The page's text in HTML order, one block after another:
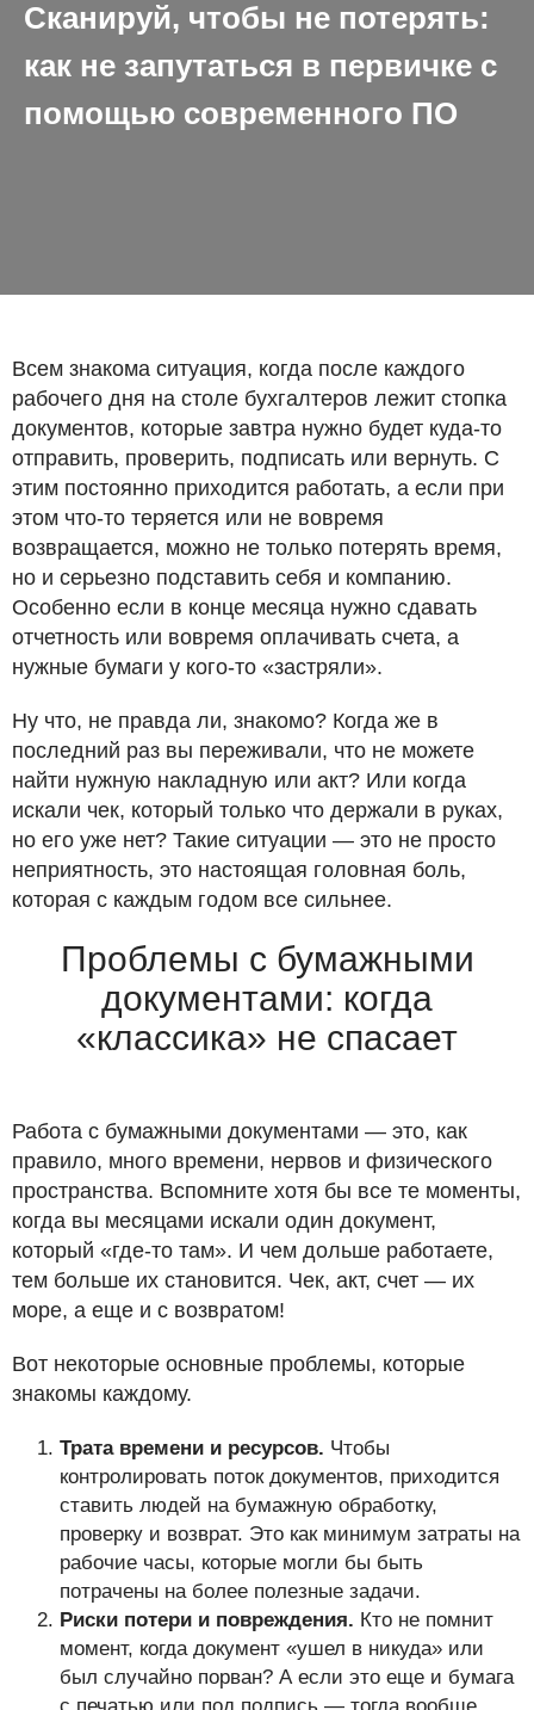
Сканируй, чтобы не потерять:
как не запутаться в первичке с
помощью современного ПО
Всем знакома ситуация, когда после каждого
рабочего дня на столе бухгалтеров лежит стопка
документов, которые завтра нужно будет куда-то
отправить, проверить, подписать или вернуть. С
этим постоянно приходится работать, а если при
этом что-то теряется или не вовремя
возвращается, можно не только потерять время,
но и серьезно подставить себя и компанию.
Особенно если в конце месяца нужно сдавать
отчетность или вовремя оплачивать счета, а
нужные бумаги у кого-то «застряли».
Ну что, не правда ли, знакомо? Когда же в
последний раз вы переживали, что не можете
найти нужную накладную или акт? Или когда
искали чек, который только что держали в руках,
но его уже нет? Такие ситуации — это не просто
неприятность, это настоящая головная боль,
которая с каждым годом все сильнее.
Проблемы с бумажными
документами: когда
«классика» не спасает
Работа с бумажными документами — это, как
правило, много времени, нервов и физического
пространства. Вспомните хотя бы все те моменты,
когда вы месяцами искали один документ,
который «где-то там». И чем дольше работаете,
тем больше их становится. Чек, акт, счет — их
море, а еще и с возвратом!
Вот некоторые основные проблемы, которые
знакомы каждому.
Трата времени и ресурсов. Чтобы
контролировать поток документов, приходится
ставить людей на бумажную обработку,
проверку и возврат. Это как минимум затраты на
рабочие часы, которые могли бы быть
потрачены на более полезные задачи.
Риски потери и повреждения. Кто не помнит
момент, когда документ «ушел в никуда» или
был случайно порван? А если это еще и бумага